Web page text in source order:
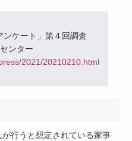
ケート」第４回調査
ンター
2021/20210210.html
行うと想定されている家事